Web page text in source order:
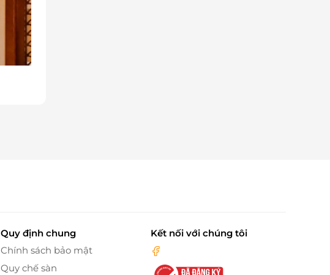
Quy định chung
Chính sách bảo mật
Quy chế sàn
Kết nối với chúng tôi